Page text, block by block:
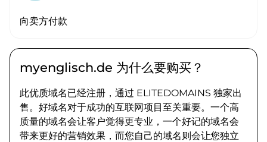
向卖方付款
myenglisch.de 为什么要购买？
此优质域名已经注册，通过 ELITEDOMAINS 独家出
售。好域名对于成功的互联网项目至关重要。一个高
质量的域名会让客户觉得更专业，一个好记的域名会
带来更好的营销效果，而您自己的域名则会让您独立